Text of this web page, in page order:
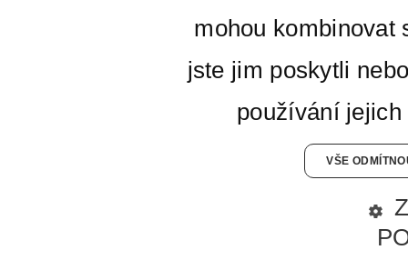
mohou kombinovat
jste jim poskytli
používání
VŠE